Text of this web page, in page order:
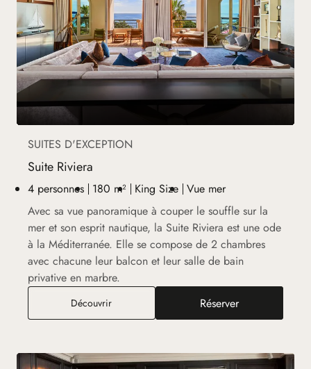
SUITES D'EXCEPTION
Suite Riviera
4 personnes 180 m² King Size Vue mer
Avec sa vue panoramique à couper le souffle sur la
mer et son esprit nautique, la Suite Riviera est une ode
à la Méditerranée. Elle se compose de 2 chambres
avec chacune leur balcon et leur salle de bain
privative en marbre.
DécouvrirSuite Riviera Réserver